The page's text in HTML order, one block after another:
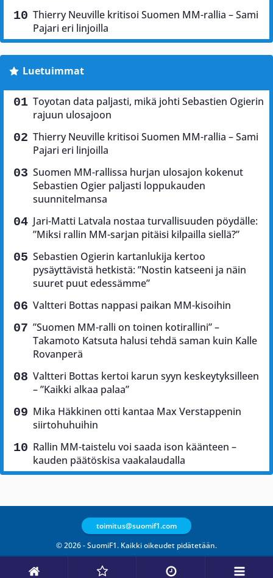
Thierry Neuville kritisoi Suomen MM-rallia – Sami
Pajari eri linjoilla
Luetuimmat
Toyotan data paljasti, mikä johti Sebastien Ogierin
rajuun ulosajoon
Thierry Neuville kritisoi Suomen MM-rallia – Sami
Pajari eri linjoilla
Suomen MM-rallissa hurjan ulosajon kokenut
Sebastien Ogier paljasti loppukauden
suunnitelmansa
Jari-Matti Latvala nostaa turvallisuuden pöydälle:
”Miksi rallin MM-sarjan pitäisi kilpailla siellä?”
Sebastien Ogierin kartanlukija kertoo
pysäyttävistä hetkistä: ”Nostin katseeni ja näin
suuret puut edessämme”
Valtteri Bottas nappasi paikan MM-kisoihin
”Suomen MM-ralli on toinen kotirallini” –
Takamoto Katsuta halusi tehdä saman kuin Kalle
Rovanperä
Valtteri Bottas kertoi karun syyn keskeytyksilleen
– ”Kaikki alkaa palaa”
Mika Häkkinen otti kantaa Max Verstappenin
siirtohuhuihin
Rallin MM-taistelu voi saada ison käänteen –
kauden päätöskisa vaakalaudalla
© 2026 - SuomiF1. Kaikki oikeudet pidätetään.
toimitus@suomif1.com